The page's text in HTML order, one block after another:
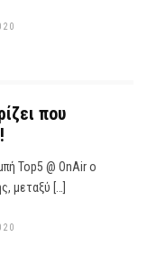
που
Top5 @ OnAir ο
μεταξύ […]